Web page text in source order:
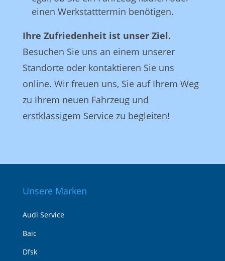
einen Werkstatttermin benötigen.
Ihre Zufriedenheit ist unser Ziel.
Besuchen Sie uns an einem unserer
Standorte oder kontaktieren Sie uns
online. Wir freuen uns, Sie auf Ihrem Weg
zu Ihrem neuen Fahrzeug und
erstklassigem Service zu begleiten!
Unsere Marken
Audi Service
Baic
Dfsk